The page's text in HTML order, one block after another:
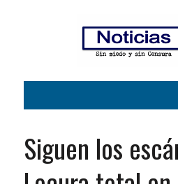
Siguen los